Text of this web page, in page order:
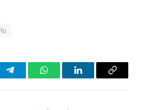
TelegramWhatsAppLinkedInCopy